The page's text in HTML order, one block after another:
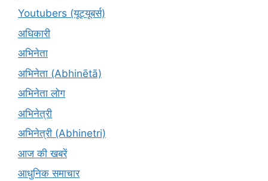
Youtubers (यूट्यूबर्स)
अधिकारी
अभिनेता
अभिनेता (Abhinētā)
अभिनेता लोग
अभिनेत्री
अभिनेत्री (Abhinetri)
आज की खबरें
आधुनिक समाचार